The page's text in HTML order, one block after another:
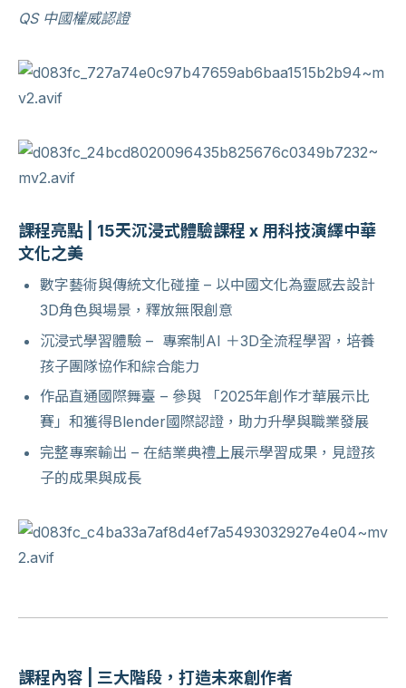
QS 中國權威認證
課程亮點 | 15天沉浸式體驗課程 x 用科技演繹中華
文化之美
數字藝術與傳統文化碰撞 – 以中國文化為靈感去設計
3D角色與場景，釋放無限創意
沉浸式學習體驗 – 專案制AI ＋3D全流程學習，培養
孩子團隊協作和綜合能力
作品直通國際舞臺 – 參與 「2025年創作才華展示比
賽」和獲得Blender國際認證，助力升學與職業發展
完整專案輸出 – 在結業典禮上展示學習成果，見證孩
子的成果與成長
課程內容 | 三大階段，打造未來創作者